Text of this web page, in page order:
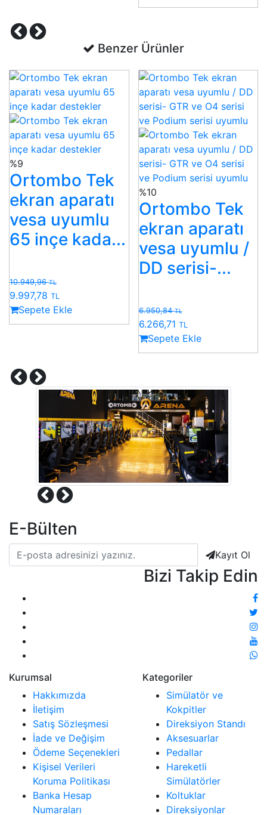
Benzer Ürünler
%9
Ortombo Tek
ekran aparatı
vesa uyumlu
65 inçe kada...
10.949,96TL
9.997,78 TL
Sepete Ekle
%10
Ortombo Tek
ekran aparatı
vesa uyumlu /
DD serisi-...
6.950,84TL
6.266,71 TL
Sepete Ekle
E-Bülten
Kayıt Ol
Bizi Takip Edin
Kurumsal
Hakkımızda
İletişim
Satış Sözleşmesi
İade ve Değişim
Ödeme Seçenekleri
Kişisel Verileri
Koruma Politikası
Banka Hesap
Numaraları
Kategoriler
Simülatör ve
Kokpitler
Direksiyon Standı
Aksesuarlar
Pedallar
Hareketli
Simülatörler
Koltuklar
Direksiyonlar